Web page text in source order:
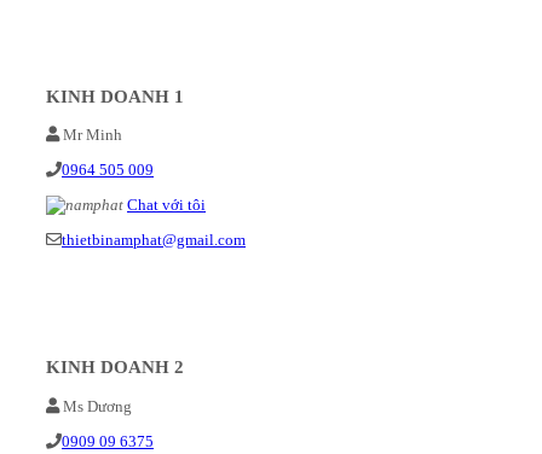
KINH DOANH 1
Mr Minh
0964 505 009
Chat với tôi
thietbinamphat@gmail.com
KINH DOANH 2
Ms Dương
0909 09 6375